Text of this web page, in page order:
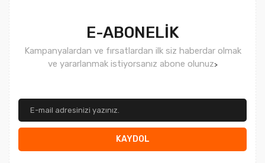
E-ABONELİK
Kampanyalardan ve fırsatlardan ilk siz haberdar olmak
ve yararlanmak istiyorsanız abone olunuz>
KAYDOL